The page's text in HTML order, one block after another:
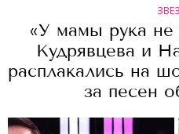
«У мамы рука не
Кудрявцева и
расплакались на
за песен